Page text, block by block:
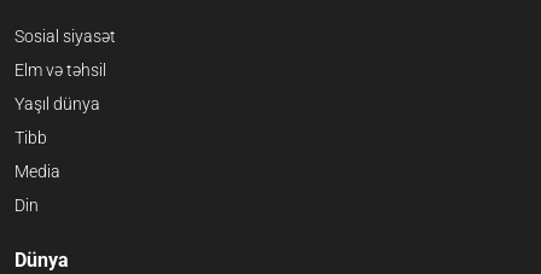
Sosial siyasət
Elm və təhsil
Yaşıl dünya
Tibb
Media
Din
Dünya